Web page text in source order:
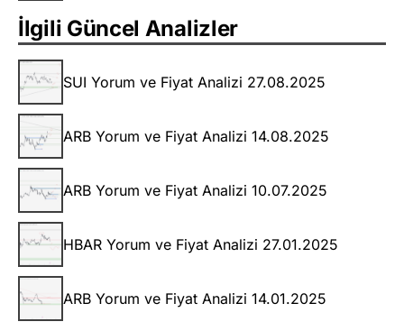
İlgili Güncel Analizler
SUI Yorum ve Fiyat Analizi 27.08.2025
ARB Yorum ve Fiyat Analizi 14.08.2025
ARB Yorum ve Fiyat Analizi 10.07.2025
HBAR Yorum ve Fiyat Analizi 27.01.2025
ARB Yorum ve Fiyat Analizi 14.01.2025